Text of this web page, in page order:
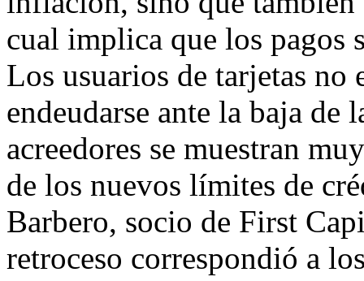
cual implica que los pagos
Los usuarios de tarjetas no
endeudarse ante la baja de
acreedores se muestran
de los nuevos límites de
Barbero, socio de First
retroceso correspondió a